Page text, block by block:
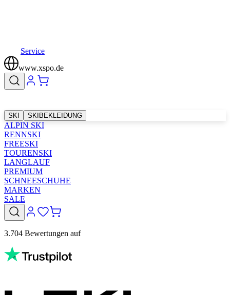
Service
www.xspo.de
SKI SKIBEKLEIDUNG
ALPIN SKI
RENNSKI
FREESKI
TOURENSKI
LANGLAUF
PREMIUM
SCHNEESCHUHE
MARKEN
SALE
3.704 Bewertungen auf